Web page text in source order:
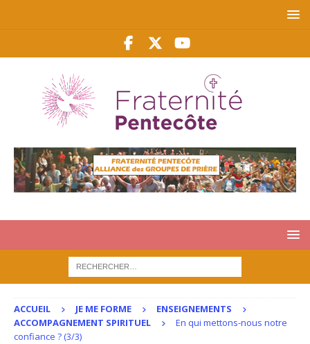
ACCUEIL JE ME FORME
ENSEIGNEMENTS
ACCOMPAGNEMENT SPIRITUEL
En qui mettons-nous notre
confiance ? (3/3)